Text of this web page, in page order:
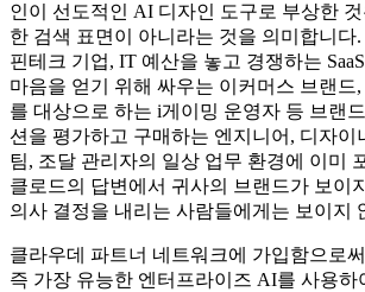
인이 선도적인 AI 디자인 도구로 부상한
한 검색 표면이 아니라는 것을 의미합니다
핀테크 기업, IT 예산을 놓고 경쟁하는
마음을 얻기 위해 싸우는 이커머스 브랜드
를 대상으로 하는 i게이밍 운영자 등 브랜
션을 평가하고 구매하는 엔지니어, 디자이
팀, 조달 관리자의 일상 업무 환경에 이미
클로드의 답변에서 귀사의 브랜드가 보이
의사 결정을 내리는 사람들에게는 보이지
클라우데 파트너 네트워크에 가입함으로
즉 가장 유능한 엔터프라이즈 AI를 사용하